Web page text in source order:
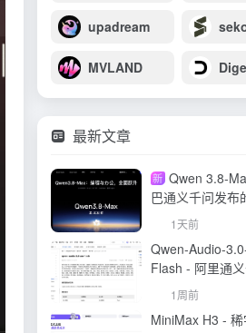
upadream
MVLAND
最新文章
新 Qwen 3.8-
巴通义千问发布
模型1天前
Qwen-Audio-
Flash - 阿里通
的语音识别大模型
1周前
MiniMax H3 -